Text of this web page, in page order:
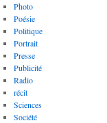
Photo
Poésie
Politique
Portrait
Presse
Publicité
Radio
récit
Sciences
Société